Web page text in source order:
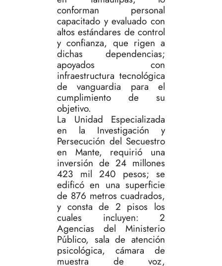
conforman personal
capacitado y evaluado con
altos estándares de control
y confianza, que rigen a
dichas dependencias;
apoyados con
infraestructura tecnológica
de vanguardia para el
cumplimiento de su
objetivo.
La Unidad Especializada
en la Investigación y
Persecución del Secuestro
en Mante, requirió una
inversión de 24 millones
423 mil 240 pesos; se
edificó en una superficie
de 876 metros cuadrados,
y consta de 2 pisos los
cuales incluyen: 2
Agencias del Ministerio
Público, sala de atención
psicológica, cámara de
muestra de voz,